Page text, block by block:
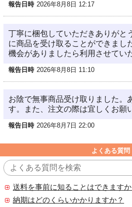
報告日時 2026年8月8日 12:17
丁寧に梱包していただきありがと
に商品を受け取ることができまし
機会がありましたら利用させてい
報告日時 2026年8月8日 11:10
お陰で無事商品受け取りました。
す。また、注文の際は宜しくお願
報告日時 2026年8月7日 22:00
よくある質問
送料を事前に知ることはできますか
納期はどのくらいかかりますか？